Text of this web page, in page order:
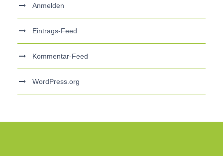
Anmelden
Eintrags-Feed
Kommentar-Feed
WordPress.org